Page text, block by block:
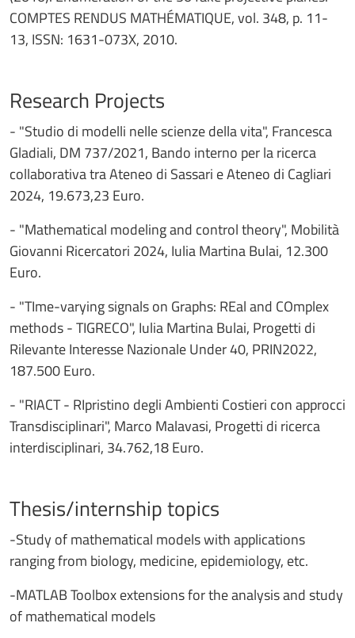
COMPTES RENDUS MATHÉMATIQUE, vol. 348, p. 11-
13, ISSN: 1631-073X, 2010.
Research Projects
- "Studio di modelli nelle scienze della vita", Francesca
Gladiali, DM 737/2021, Bando interno per la ricerca
collaborativa tra Ateneo di Sassari e Ateneo di Cagliari
2024, 19.673,23 Euro.
- "Mathematical modeling and control theory", Mobilità
Giovanni Ricercatori 2024, Iulia Martina Bulai, 12.300
Euro.
- "TIme-varying signals on Graphs: REal and COmplex
methods - TIGRECO", Iulia Martina Bulai, Progetti di
Rilevante Interesse Nazionale Under 40, PRIN2022,
187.500 Euro.
- "RIACT - RIpristino degli Ambienti Costieri con approcci
Transdisciplinari", Marco Malavasi, Progetti di ricerca
interdisciplinari, 34.762,18 Euro.
Thesis/internship topics
-Study of mathematical models with applications
ranging from biology, medicine, epidemiology, etc.
-MATLAB Toolbox extensions for the analysis and study
of mathematical models